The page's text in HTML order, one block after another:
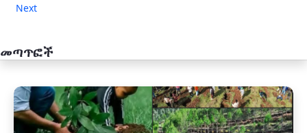
Next
መጣጥፎች
አዲስ